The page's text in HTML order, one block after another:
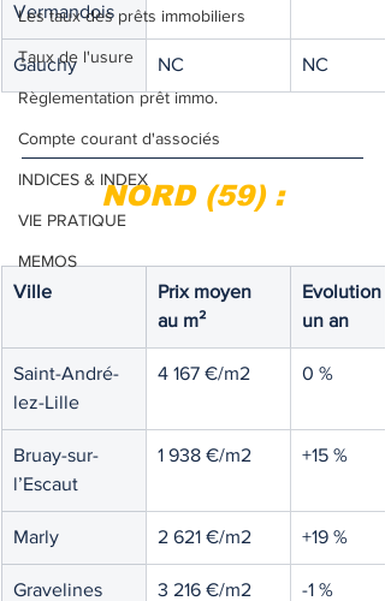
Les taux des prêts immobiliers
Taux de l'usure
Règlementation prêt immo.
Compte courant d'associés
INDICES & INDEX
VIE PRATIQUE
MEMOS
Vermandois
Gauchy NC NC
NORD (59) :
Ville
Prix moyen
au m²
Evolution
un an
Saint-André-
lez-Lille
4 167 €/m2 0 %
Bruay-sur-
l’Escaut
1 938 €/m2 +15 %
Marly 2 621 €/m2 +19 %
Gravelines 3 216 €/m2 -1 %